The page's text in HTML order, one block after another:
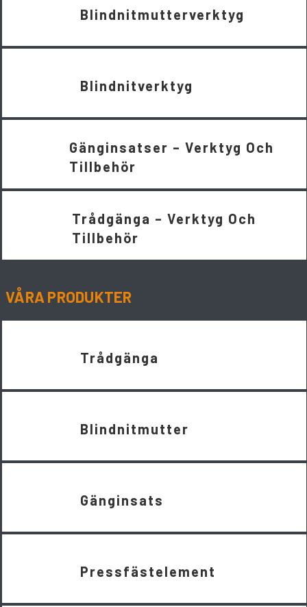
Blindnitmutterverktyg
Blindnitverktyg
Gänginsatser – Verktyg Och
Tillbehör
Trådgänga – Verktyg Och
Tillbehör
VÅRA PRODUKTER
Trådgänga
Blindnitmutter
Gänginsats
Pressfästelement